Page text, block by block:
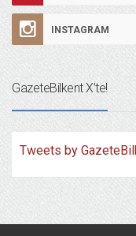
INSTAGRAM
GazeteBilkent X’te!
Tweets by